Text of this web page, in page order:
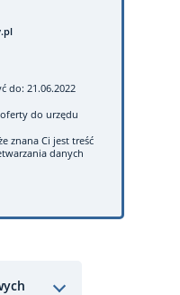
do: 21.06.2022
do urzędu
znana Ci jest treść
danych